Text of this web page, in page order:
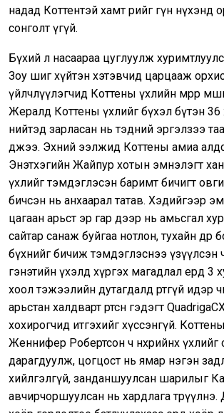
надад Коттентэй хамт өөрийгөө гүн нүхэнд
сонголт үгүй.
Бүхий л насаараа цуглуулж
Зоу шиг хүйтэн хэтэвчид царцааж
үйлчлүүлэгчид Коттены үхлийн мөрөөр
Жералд Коттены үхлийг бүхэл бүтэн 36
нийтэд зарласан нь тэдний эргэлзээ
өдөөжээ. Эхний ээлжид Коттены амиа
Энэтхэгийн Жайпур хотын эмнэлэгт
үхлийг тэмдэглэсэн баримт бичигт
бичсэн нь анхаарал татав. Хэдийгээр
цагаан арьст эр гар дээр нь амьсгал
сайтар санаж буйгаа нотлон, тухайн өдөр
бүхнийг бичиж тэмдэглэснээ үзүүлсэн
гэнэтийн үхэлд хүргэх магадлал ердөө 3
хоол тэжээлийн дутагдалд өртөөгүй идэр
арьстан халдварт өртсөн гэдэгт
хохирогчид итгэхийг хүссэнгүй.
Женнифер Робертсон ч нөхрийнхөө үхлийг
дарагдуулж, цогцост нь ямар нэгэн
хийлгэлгүй, занданшуулсан шарилыг
авчирчоршуулсан нь хардлага